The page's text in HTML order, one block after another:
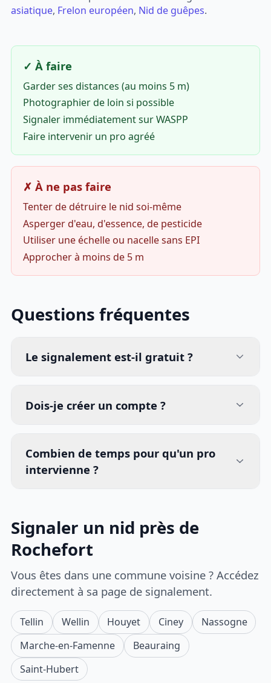
asiatique, Frelon européen, Nid de guêpes.
✓ À faire
Garder ses distances (au moins 5 m)
Photographier de loin si possible
Signaler immédiatement sur WASPP
Faire intervenir un pro agréé
✗ À ne pas faire
Tenter de détruire le nid soi-même
Asperger d'eau, d'essence, de pesticide
Utiliser une échelle ou nacelle sans EPI
Approcher à moins de 5 m
Questions fréquentes
Le signalement est-il gratuit ?
Dois-je créer un compte ?
Combien de temps pour qu'un pro
intervienne ?
Signaler un nid près de
Rochefort
Vous êtes dans une commune voisine ? Accédez
directement à sa page de signalement.
Tellin Wellin Houyet Ciney
Nassogne
Marche-en-Famenne
Beauraing
Saint-Hubert